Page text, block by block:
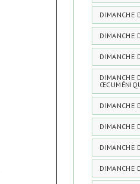
DIMANCHE
DIMANCHE
DIMANCHE
DIMANCHE
DIMANCHE
DIMANCHE
DIMANCHE
DIMANCHE